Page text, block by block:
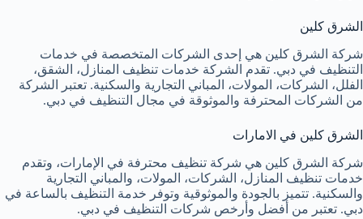
الشرق كلين
شركة الشرق كلين هي إحدى الشركات المتخصصة في خدمات
التنظيف في دبي. تقدم الشركة خدمات تنظيف المنازل، الشقق،
الفلل، الشركات، المولات، المباني التجارية والسكنية. تعتبر الشركة
من الشركات المحترفة والموثوقة في مجال التنظيف في دبي.
الشرق كلين في الامارات
شركة الشرق كلين هي شركة تنظيف محترفة في الإمارات، وتقدم
خدمات تنظيف المنازل، الشركات، المولات، والمباني التجارية
والسكنية. تتميز بالجودة والموثوقية وتوفر خدمة التنظيف بالساعة في
دبي. تعتبر من أفضل وأرخص شركات التنظيف في دبي.